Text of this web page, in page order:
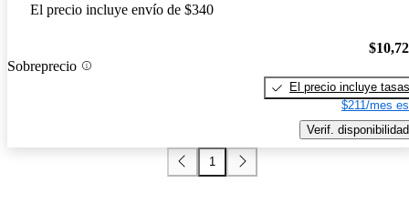
El precio incluye envío de $340
Sobreprecio
El precio incluye tasas
$211/mes
Verif. disponibilidad
1